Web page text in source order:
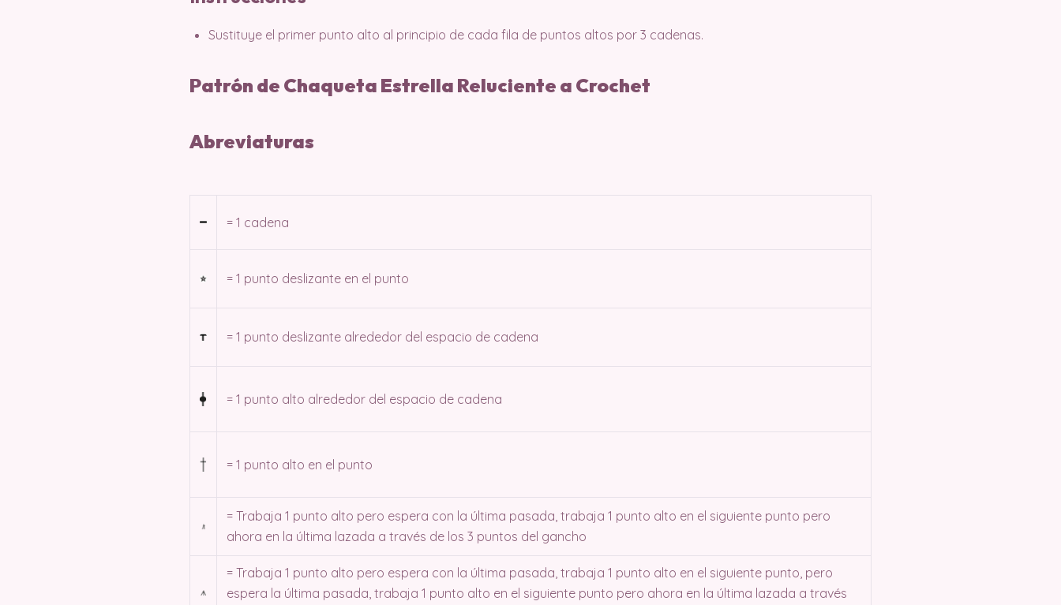
Sustituye el primer punto alto al principio de cada fila de puntos altos por 3 cadenas.
Patrón de Chaqueta Estrella Reluciente a Crochet
Abreviaturas
= 1 cadena
= 1 punto deslizante en el punto
= 1 punto deslizante alrededor del espacio de cadena
= 1 punto alto alrededor del espacio de cadena
= 1 punto alto en el punto
= Trabaja 1 punto alto pero espera con la última pasada, trabaja 1 punto alto en el siguiente punto pero
ahora en la última lazada a través de los 3 puntos del gancho
= Trabaja 1 punto alto pero espera con la última pasada, trabaja 1 punto alto en el siguiente punto, pero
espera la última pasada, trabaja 1 punto alto en el siguiente punto pero ahora en la última lazada a través